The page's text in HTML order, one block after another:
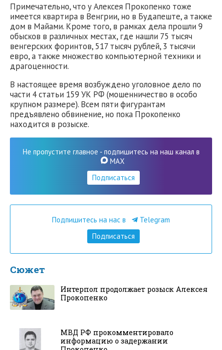
Примечательно, что у Алексея Прокопенко тоже
имеется квартира в Венгрии, но в Будапеште, а также
дом в Майами. Кроме того, в рамках дела прошли 9
обысков в различных местах, где нашли 75 тысяч
венгерских форинтов, 517 тысяч рублей, 3 тысячи
евро, а также множество компьютерной техники и
драгоценности.
В настоящее время возбуждено уголовное дело по
части 4 статьи 159 УК РФ (мошенничество в особо
крупном размере). Всем пяти фигурантам
предъявлено обвинение, но пока Прокопенко
находится в розыске.
Не пропустите главное - подпишитесь на наш канал в
MAX
Подписаться
Подпишитесь на нас в
Telegram
Подписаться
Сюжет
Интерпол продолжает розыск Алексея
Прокопенко
МВД РФ прокомментировало
информацию о задержании